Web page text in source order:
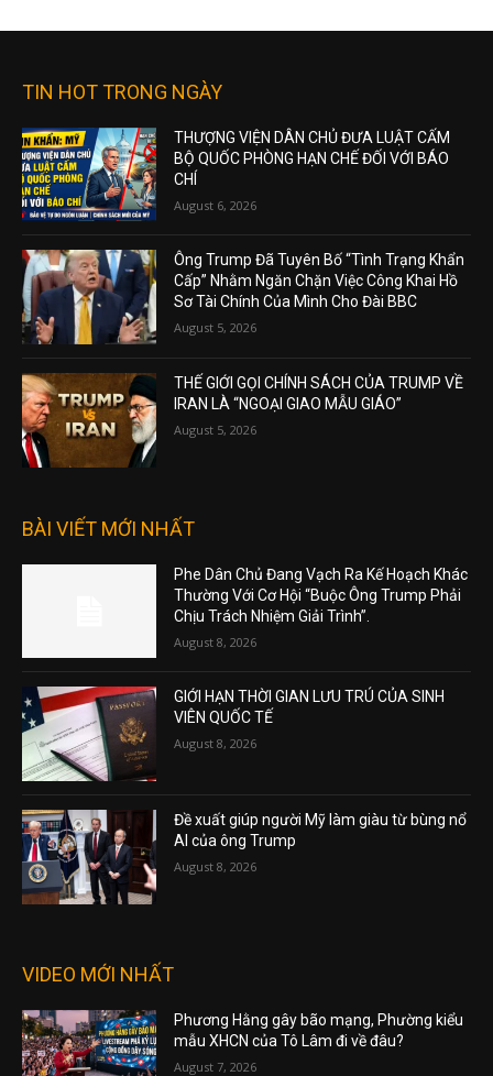
TIN HOT TRONG NGÀY
THƯỢNG VIỆN DÂN CHỦ ĐƯA LUẬT CẤM
BỘ QUỐC PHÒNG HẠN CHẾ ĐỐI VỚI BÁO
CHÍ
August 6, 2026
Ông Trump Đã Tuyên Bố “Tình Trạng Khẩn
Cấp” Nhằm Ngăn Chặn Việc Công Khai Hồ
Sơ Tài Chính Của Mình Cho Đài BBC
August 5, 2026
THẾ GIỚI GỌI CHÍNH SÁCH CỦA TRUMP VỀ
IRAN LÀ “NGOẠI GIAO MẪU GIÁO”
August 5, 2026
BÀI VIẾT MỚI NHẤT
Phe Dân Chủ Đang Vạch Ra Kế Hoạch Khác
Thường Với Cơ Hội “Buộc Ông Trump Phải
Chịu Trách Nhiệm Giải Trình”.
August 8, 2026
GIỚI HẠN THỜI GIAN LƯU TRÚ CỦA SINH
VIÊN QUỐC TẾ
August 8, 2026
Đề xuất giúp người Mỹ làm giàu từ bùng nổ
AI của ông Trump
August 8, 2026
VIDEO MỚI NHẤT
Phương Hằng gây bão mạng, Phường kiểu
mẫu XHCN của Tô Lâm đi về đâu?
August 7, 2026